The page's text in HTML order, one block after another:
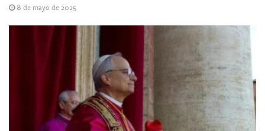
8 de mayo de 2025